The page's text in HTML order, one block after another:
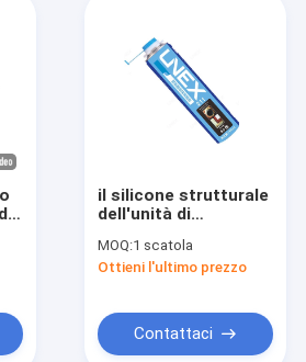
il silicone strutturale
dell'unità di
sigillante della
schiuma di
impermeabile
MOQ:1 scatola
Ottieni l'ultimo prezzo
Contattaci